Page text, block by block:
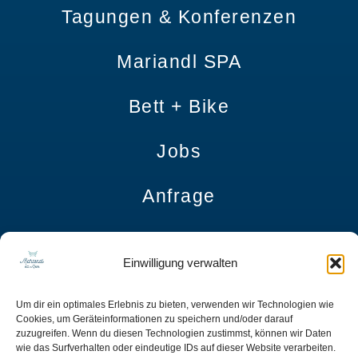
Einwilligung verwalten
Um dir ein optimales Erlebnis zu bieten, verwenden wir Technologien wie
Cookies, um Geräteinformationen zu speichern und/oder darauf
zuzugreifen. Wenn du diesen Technologien zustimmst, können wir Daten
wie das Surfverhalten oder eindeutige IDs auf dieser Website verarbeiten.
Tagungen & Konferenzen
Mariandl SPA
Bett + Bike
Jobs
Anfrage
AGB